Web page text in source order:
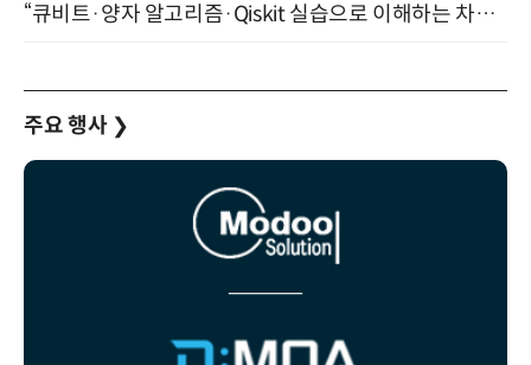
“큐비트·양자 알고리즘·Qiskit 실습으로 이해하는 차세대 컴퓨팅” (8/28)
주요 행사 ❯